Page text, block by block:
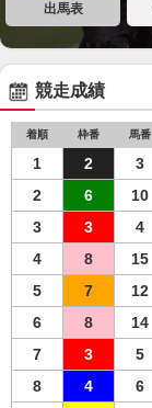
出馬表
競走成績
着順 枠番 馬番
1 2 3
2
6 10
3
3 4
4
8 15
5
7 12
6
8 14
7
3 5
8
4 6